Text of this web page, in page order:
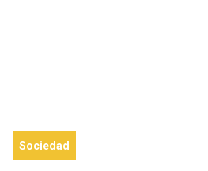
Sociedad